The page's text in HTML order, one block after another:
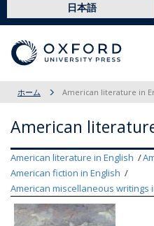
日本語
ホーム American literature in
American
American literature in English
American fiction in English
American miscellaneous writings